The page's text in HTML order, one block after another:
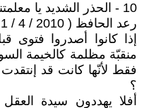
10 - الحذر الشديد يا معلمتنا
رعد الحافظ ( 2010 / 4 / 1 - 22:27 )
إذا كانوا أصدروا فتوى
منقبّة مظلمة كالخيمة
فقط لأنّها كانت قد
؟
أفلا يهددون سيدة